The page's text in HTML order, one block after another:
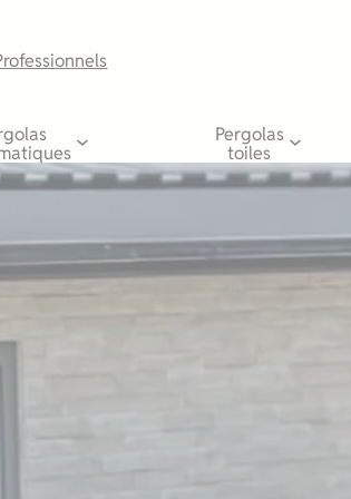
Pergolas
toiles